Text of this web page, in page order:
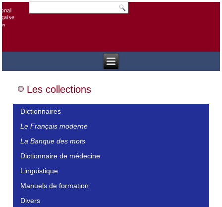
Les collections
Dictionnaires
Le Français moderne
La Banque des mots
Dictionnaire de médecine
Linguistique
Manuels de formation
Divers